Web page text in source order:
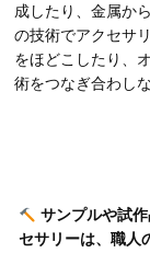
成したり、金属か
の技術でアクセサ
をほどこしたり、
術をつなぎ合わし
サンプルや試
セサリーは、職人